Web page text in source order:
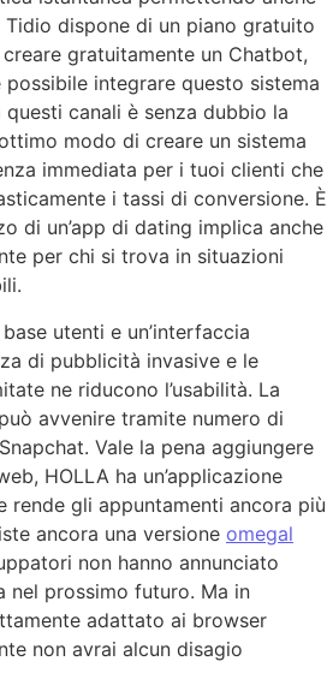
dispone di un piano gratuito
gratuitamente un Chatbot,
integrare questo sistema
canali è senza dubbio la
modo di creare un sistema
immediata per i tuoi clienti che
i tassi di conversione. È
di un’app di dating implica anche
per chi si trova in situazioni
utenti e un’interfaccia
di pubblicità invasive e le
ne riducono l’usabilità. La
avvenire tramite numero di
Vale la pena aggiungere
HOLLA ha un’applicazione
rende gli appuntamenti ancora più
ancora una versione omegal
non hanno annunciato
nel prossimo futuro. Ma in
adattato ai browser
non avrai alcun disagio